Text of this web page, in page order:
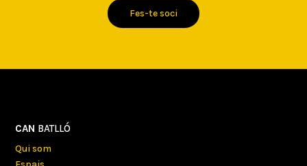
Fes-te soci
CAN BATLLÓ
Qui som